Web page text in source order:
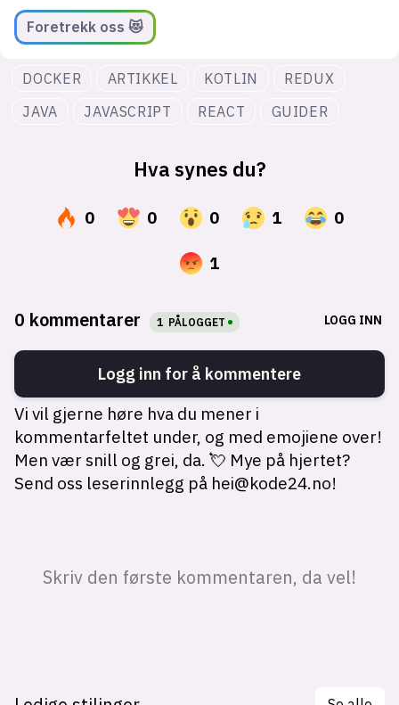
Foretrekk oss 😻
DOCKER ARTIKKEL KOTLIN
REDUX
JAVA
JAVASCRIPT REACT GUIDER